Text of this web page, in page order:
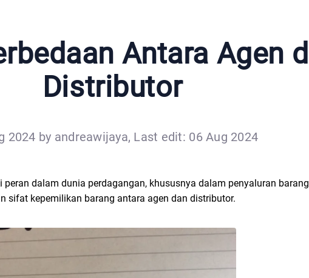
Antara Agen
Distributor
2024 by andreawijaya, Last edit: 06 Aug 2024
dalam dunia perdagangan, khususnya dalam penyaluran
sifat kepemilikan barang antara agen dan distributor.